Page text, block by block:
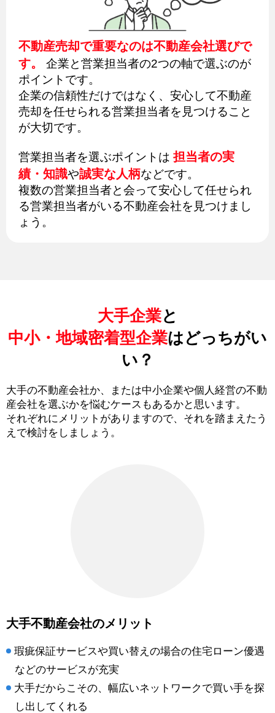
不動産売却で重要なのは不動産会社選びで
す。
企業と営業担当者の2つの軸で選ぶのが
ポイントです。
企業の信頼性だけではなく、安心して不動産
売却を任せられる営業担当者を見つけること
が大切です。
営業担当者を選ぶポイントは 担当者の実
績・知識や誠実な人柄などです。
複数の営業担当者と会って安心して任せられ
る営業担当者がいる不動産会社を見つけまし
ょう。
大手企業と
中小・地域密着型企業はどっちがい
い？
大手の不動産会社か、または中小企業や個人経営の不動
産会社を選ぶかを悩むケースもあるかと思います。
それぞれにメリットがありますので、それを踏まえたう
えで検討をしましょう。
大手不動産会社のメリット
瑕疵保証サービスや買い替えの場合の住宅ローン優遇
などのサービスが充実
大手だからこその、幅広いネットワークで買い手を探
し出してくれる